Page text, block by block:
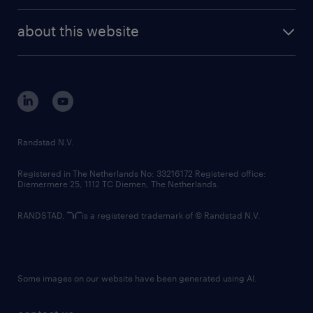
randstad digital
corporate governance
randstad innovation fund
country websites
about this website
Randstad N.V.
Registered in The Netherlands No: 33216172 Registered office:
Diemermere 25, 1112 TC Diemen, The Netherlands.
RANDSTAD, is a registered trademark of © Randstad N.V.
Some images on our website have been generated using AI.